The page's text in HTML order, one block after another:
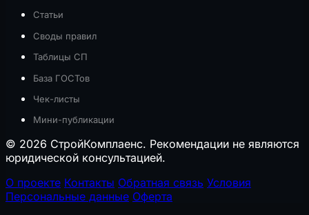
Статьи
Своды правил
Таблицы СП
База ГОСТов
Чек-листы
Мини-публикации
© 2026 СтройКомплаенс. Рекомендации не являются
юридической консультацией.
О проекте Контакты Обратная связь Условия
Персональные данные Оферта